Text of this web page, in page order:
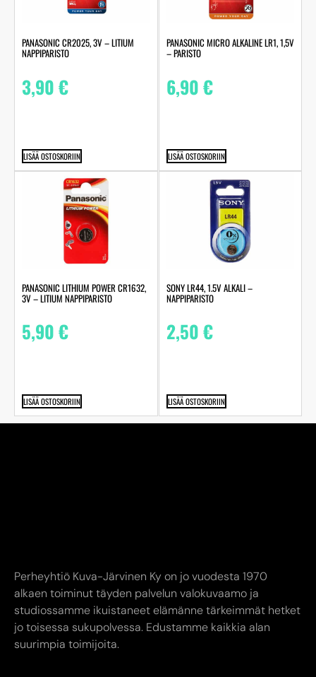
PANASONIC CR2025, 3V – LITIUM
NAPPIPARISTO
3,90€
LISÄÄ OSTOSKORIIN
PANASONIC MICRO ALKALINE LR1, 1,5V
– PARISTO
6,90€
LISÄÄ OSTOSKORIIN
PANASONIC LITHIUM POWER CR1632,
3V – LITIUM NAPPIPARISTO
5,90€
LISÄÄ OSTOSKORIIN
SONY LR44, 1.5V ALKALI –
NAPPIPARISTO
2,50€
LISÄÄ OSTOSKORIIN
Perheyhtiö Kuva-Järvinen Ky on jo vuodesta 1970
alkaen toiminut täyden palvelun valokuvaamo ja
studiossamme ikuistaneet elämänne tärkeimmät hetket
jo toisessa sukupolvessa. Edustamme kaikkia alan
suurimpia toimijoita.